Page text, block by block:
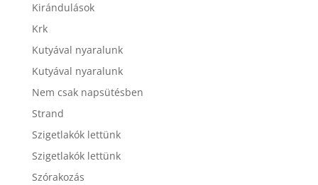
Kirándulások
Krk
Kutyával nyaralunk
Kutyával nyaralunk
Nem csak napsütésben
Strand
Szigetlakók lettünk
Szigetlakók lettünk
Szórakozás